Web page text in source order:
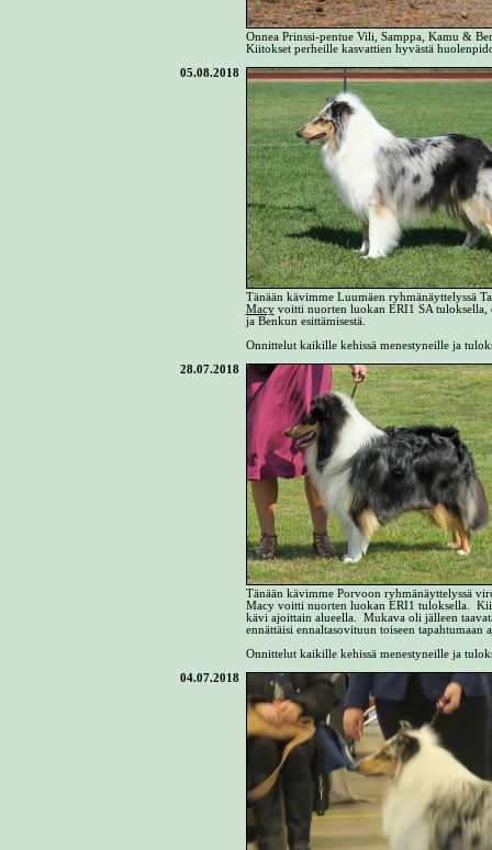
Onnea Prinssi-pentue Vili, Samppa, Kamu &
Kiitokset perheille kasvattien hyvästä
05.08.2018
Tänään kävimme Luumäen ryhmänäyttelyssä
Macyvoitti nuorten luokan ERI1 SA tuloksella,
ja Benkun esittämisestä.
Onnittelut kaikille kehissä menestyneille ja
28.07.2018
Tänään kävimme Porvoon ryhmänäyttelyssä
Macy voitti nuorten luokan ERI1 tuloksella.
kävi ajoittain alueella. Mukava oli jälleen
ennättäisi ennaltasovituun toiseen tapahtumaan
Onnittelut kaikille kehissä menestyneille ja
04.07.2018